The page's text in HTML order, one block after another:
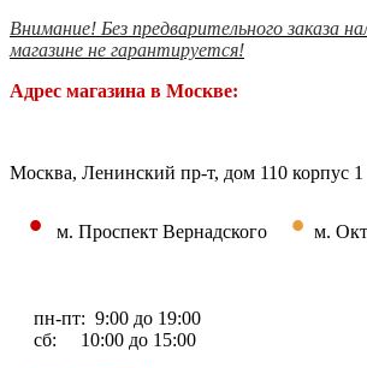
Внимание! Без предварительного заказа
магазине не гарантируется!
Адрес магазина в Москве:
Москва, Ленинский пр-т, дом 110 корпус 1
• м. Проспект Вернадского • м.
пн-пт: 9:00 до 19:00
сб: 10:00 до 15:00